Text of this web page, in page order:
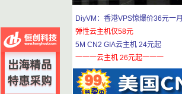
DiyVM：香港VPS惊爆价36元一月
弹性云主机仅58元
5M CN2 GIA云主机 24元起
一一一云主机 26元起一一一